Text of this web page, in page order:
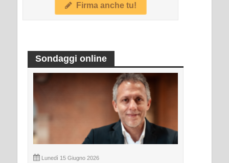
Firma anche tu!
Sondaggi online
Lunedì 15 Giugno 2026